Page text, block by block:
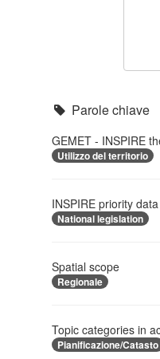
Parole chiave
GEMET - INSPIRE
Utilizzo del territorio
INSPIRE priority
National legislation
Spatial scope
Regionale
Topic categories in
Pianificazione/Catasto